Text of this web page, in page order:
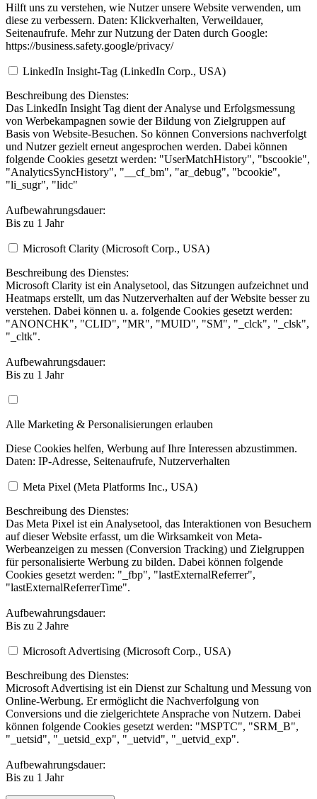
Hilft uns zu verstehen, wie Nutzer unsere Website verwenden, um
diese zu verbessern. Daten: Klickverhalten, Verweildauer,
Seitenaufrufe. Mehr zur Nutzung der Daten durch Google:
https://business.safety.google/privacy/
LinkedIn Insight-Tag (LinkedIn Corp., USA)
Beschreibung des Dienstes:
Das LinkedIn Insight Tag dient der Analyse und Erfolgsmessung
von Werbekampagnen sowie der Bildung von Zielgruppen auf
Basis von Website-Besuchen. So können Conversions nachverfolgt
und Nutzer gezielt erneut angesprochen werden. Dabei können
folgende Cookies gesetzt werden: "UserMatchHistory", "bscookie",
"AnalyticsSyncHistory", "__cf_bm", "ar_debug", "bcookie",
"li_sugr", "lidc"
Aufbewahrungsdauer:
Bis zu 1 Jahr
Microsoft Clarity (Microsoft Corp., USA)
Beschreibung des Dienstes:
Microsoft Clarity ist ein Analysetool, das Sitzungen aufzeichnet und
Heatmaps erstellt, um das Nutzerverhalten auf der Website besser zu
verstehen. Dabei können u. a. folgende Cookies gesetzt werden:
"ANONCHK", "CLID", "MR", "MUID", "SM", "_clck", "_clsk",
"_cltk".
Aufbewahrungsdauer:
Bis zu 1 Jahr
Alle Marketing & Personalisierungen erlauben
Diese Cookies helfen, Werbung auf Ihre Interessen abzustimmen.
Daten: IP-Adresse, Seitenaufrufe, Nutzerverhalten
Meta Pixel (Meta Platforms Inc., USA)
Beschreibung des Dienstes:
Das Meta Pixel ist ein Analysetool, das Interaktionen von Besuchern
auf dieser Website erfasst, um die Wirksamkeit von Meta-
Werbeanzeigen zu messen (Conversion Tracking) und Zielgruppen
für personalisierte Werbung zu bilden. Dabei können folgende
Cookies gesetzt werden: "_fbp", "lastExternalReferrer",
"lastExternalReferrerTime".
Aufbewahrungsdauer:
Bis zu 2 Jahre
Microsoft Advertising (Microsoft Corp., USA)
Beschreibung des Dienstes:
Microsoft Advertising ist ein Dienst zur Schaltung und Messung von
Online-Werbung. Er ermöglicht die Nachverfolgung von
Conversions und die zielgerichtete Ansprache von Nutzern. Dabei
können folgende Cookies gesetzt werden: "MSPTC", "SRM_B",
"_uetsid", "_uetsid_exp", "_uetvid", "_uetvid_exp".
Aufbewahrungsdauer:
Bis zu 1 Jahr